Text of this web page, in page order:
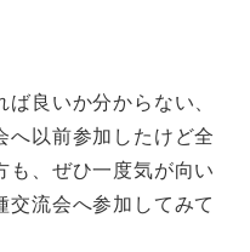
良いか分からない、
へ以前参加したけど全
も、ぜひ一度気が向い
交流会へ参加してみて